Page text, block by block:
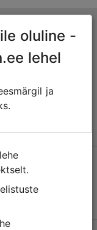
oluline -
lehel
ja